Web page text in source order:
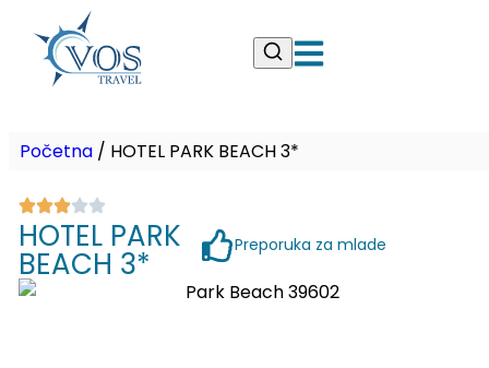
Početna / HOTEL PARK BEACH 3*
HOTEL PARK
BEACH 3* Preporuka za mlade